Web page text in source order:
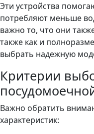
Эти устройства
потребляют меньше
важно то, что они
также как и
выбрать надежную
Критерии
Важно обратить
характеристик: